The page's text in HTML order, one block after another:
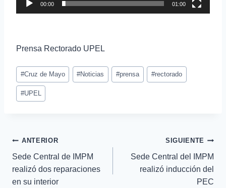
d
i
d
00:00 01:00
Prensa Rectorado UPEL
#Cruz de Mayo #Noticias #prensa #rectorado
#UPEL
ANTERIOR
Sede Central de IMPM
realizó dos reparaciones
en su interior
SIGUIENTE
Sede Central del IMPM
realizó inducción del
PEC